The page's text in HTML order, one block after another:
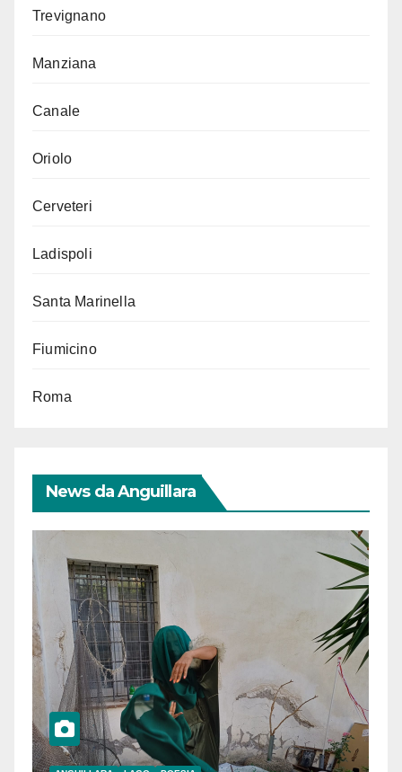
Trevignano
Manziana
Canale
Oriolo
Cerveteri
Ladispoli
Santa Marinella
Fiumicino
Roma
News da Anguillara